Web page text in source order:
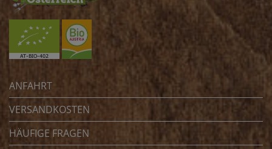
ANFAHRT
VERSANDKOSTEN
HÄUFIGE FRAGEN